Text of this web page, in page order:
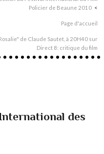
Policier de Beaune 2010
Page d'accueil
de Claude Sautet, à 20H40 sur
Direct 8: critique du film
des